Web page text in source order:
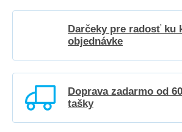
Darčeky pre radosť ku
objednávke
Doprava zadarmo od
tašky